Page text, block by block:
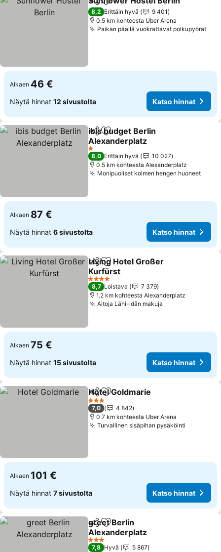
Jaa Lisää suosikkeihin
8,2 Erittäin hyvä
9 401
0.5 km kohteesta Uber Arena
Paikan päällä vuokrattavat polkupyörät
Alkaen 46 €
Näytä hinnat 12 sivustolta Katso hinnat
Jaa Lisää suosikkeihin
ibis budget Berlin
Alexanderplatz
Katso hinnat
1 Tähtiluokitus
8,0 Erittäin hyvä
10 027
0.5 km kohteesta Alexanderplatz
Monipuoliset kolmen hengen huoneet
Alkaen 87 €
Näytä hinnat 6 sivustolta Katso hinnat
Jaa Lisää suosikkeihin
Living Hotel Großer
Kurfürst
Katso hinnat
4 Tähtiluokitus
8,7 Loistava
7 379
1.2 km kohteesta Alexanderplatz
Aitoja Lähi-idän makuja
Alkaen 75 €
Näytä hinnat 15 sivustolta Katso hinnat
Jaa Lisää suosikkeihin
Hotel Goldmarie
3 Tähtiluokitus
7,0
4 842
0.7 km kohteesta Uber Arena
Turvallinen sisäpihan pysäköinti
Alkaen 101 €
Näytä hinnat 7 sivustolta Katso hinnat
Jaa Lisää suosikkeihin
greet Berlin
Alexanderplatz
Katso hinnat
3 Tähtiluokitus
7,8 Hyvä
5 867